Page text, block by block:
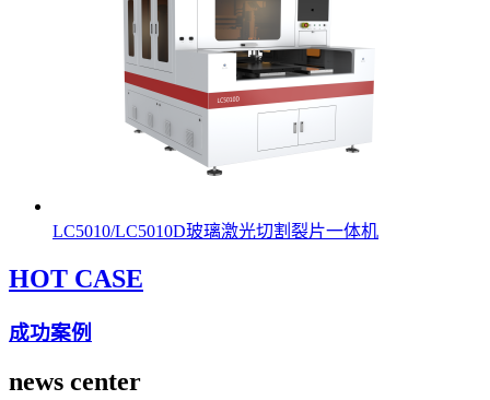
LC5010/LC5010D玻璃激光切割裂片一体机
HOT CASE
成功案例
news center